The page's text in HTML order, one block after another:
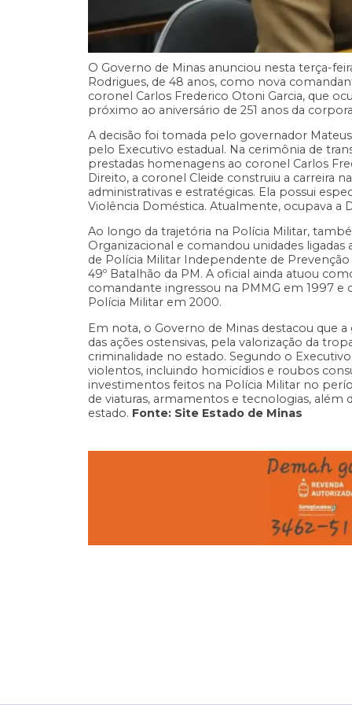
O Governo de Minas anunciou nesta terça-
Rodrigues, de 48 anos, como nova
coronel Carlos Frederico Otoni Garcia, que
próximo ao aniversário de 251 anos da
A decisão foi tomada pelo governador
pelo Executivo estadual. Na cerimônia de
prestadas homenagens ao coronel Carlos
Direito, a coronel Cleide construiu a carreira
administrativas e estratégicas. Ela possui
Violência Doméstica. Atualmente, ocupava a
Ao longo da trajetória na Polícia Militar,
Organizacional e comandou unidades
de Polícia Militar Independente de
49º Batalhão da PM. A oficial ainda atuou
comandante ingressou na PMMG em 1997 e
Polícia Militar em 2000.
Em nota, o Governo de Minas destacou que
das ações ostensivas, pela valorização da
criminalidade no estado. Segundo o
violentos, incluindo homicídios e roubos
investimentos feitos na Polícia Militar no
de viaturas, armamentos e tecnologias, além
estado. Fonte: Site Estado de Minas